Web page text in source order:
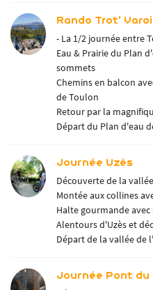
Rando Trot'
- La 1/2 journée entre
Eau & Prairie du Plan
sommets
Chemins en balcon
de Toulon
Retour par la
Départ du Plan d'eau
Journée Uzès
Découverte de la
Montée aux collines
Halte gourmande
Alentours d'Uzès et
Départ de la vallée de
Journée Pont du